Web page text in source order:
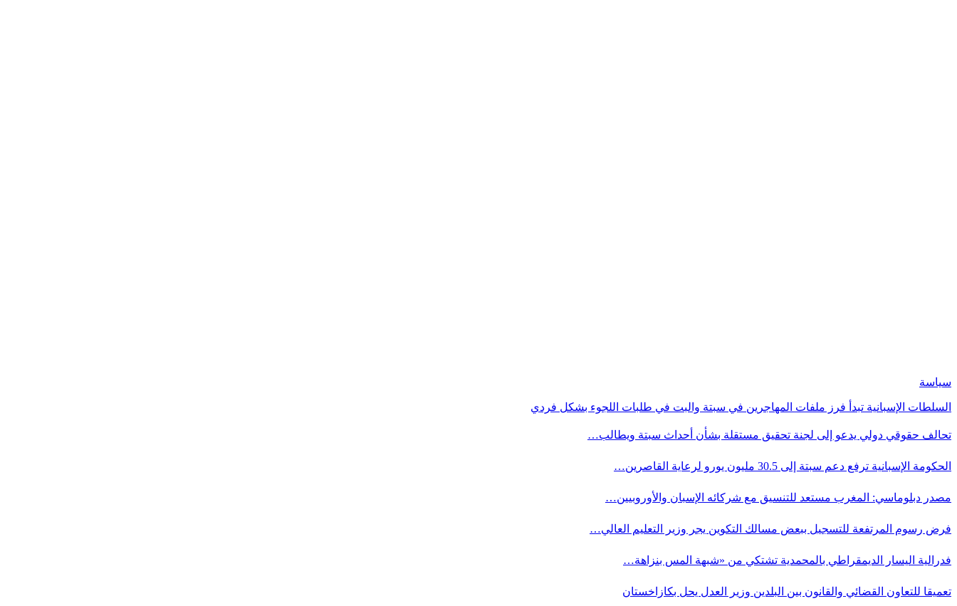
سياسة
السلطات الإسبانية تبدأ فرز ملفات المهاجرين في سبتة والبت في طلبات اللجوء بشكل فردي
تحالف حقوقي دولي يدعو إلى لجنة تحقيق مستقلة بشأن أحداث سبتة ويطالب…
الحكومة الإسبانية ترفع دعم سبتة إلى 30.5 مليون يورو لرعاية القاصرين…
مصدر دبلوماسي: المغرب مستعد للتنسيق مع شركائه الإسبان والأوروبيين…
فرض رسوم المرتفعة للتسجيل ببعض مسالك التكوين يجر وزير التعليم العالي…
فدرالية اليسار الديمقراطي بالمحمدية تشتكي من «شبهة المس بنزاهة…
تعميقا للتعاون القضائي والقانون بين البلدين وزير العدل يحل بكازاخستان